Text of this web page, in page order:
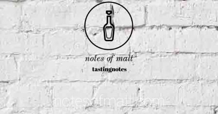
notesofmalt.com